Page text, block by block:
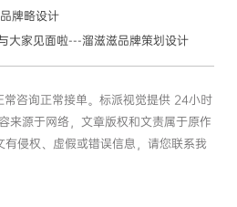
牌略设计
大家见面啦---溜滋滋品牌策划设计
常咨询正常接单。标派视觉提供 24小时
来源于网络，文章版权和文责属于原作
侵权、虚假或错误信息，请您联系我